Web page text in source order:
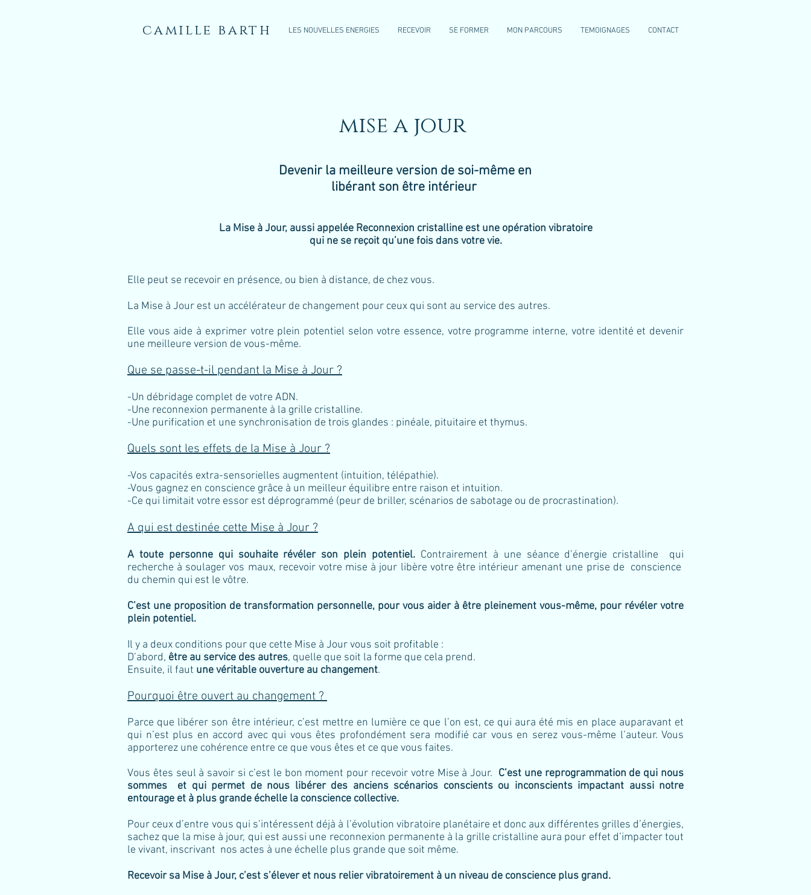
camille barth LES NOUVELLES ENERGIES RECEVOIR SE FORMER MON PARCOURS TEMOIGNAGES CONTACT
mise a jour
Devenir la meilleure version de soi-même en
libérant son être intérieur
La Mise à Jour, aussi appelée Reconnexion cristalline est une opération vibratoire
qui ne se reçoit qu’une fois dans votre vie.
Elle peut se recevoir en présence, ou bien à distance, de chez vous.
La Mise à Jour est un accélérateur de changement pour ceux qui sont au service des autres.
Elle vous aide à exprimer votre plein potentiel selon votre essence, votre programme interne, votre identité et devenir
une meilleure version de vous-même.
Que se passe-t-il pendant la Mise à Jour ?
-Un débridage complet de votre ADN.
-Une reconnexion permanente à la grille cristalline.
-Une purification et une synchronisation de trois glandes : pinéale, pituitaire et thymus.
Quels sont les effets de la Mise à Jour ?
-Vos capacités extra-sensorielles augmentent (intuition, télépathie).
-Vous gagnez en conscience grâce à un meilleur équilibre entre raison et intuition.
-Ce qui limitait votre essor est déprogrammé (peur de briller, scénarios de sabotage ou de procrastination).
A qui est destinée cette Mise à Jour ?
A toute personne qui souhaite révéler son plein potentiel. Contrairement à une séance d’énergie cristalline qui
recherche à soulager vos maux, recevoir votre mise à jour libère votre être intérieur amenant une prise de conscience
du chemin qui est le vôtre.
C’est une proposition de transformation personnelle, pour vous aider à être pleinement vous-même, pour révéler votre
plein potentiel.
Il y a deux conditions pour que cette Mise à Jour vous soit profitable :
D’abord, être au service des autres, quelle que soit la forme que cela prend.
Ensuite, il faut une véritable ouverture au changement.
Pourquoi être ouvert au changement ?
Parce que libérer son être intérieur, c’est mettre en lumière ce que l’on est, ce qui aura été mis en place auparavant et
qui n’est plus en accord avec qui vous êtes profondément sera modifié car vous en serez vous-même l’auteur. Vous
apporterez une cohérence entre ce que vous êtes et ce que vous faites.
Vous êtes seul à savoir si c’est le bon moment pour recevoir votre Mise à Jour. C’est une reprogrammation de qui nous
sommes et qui permet de nous libérer des anciens scénarios conscients ou inconscients impactant aussi notre
entourage et à plus grande échelle la conscience collective.
Pour ceux d’entre vous qui s’intéressent déjà à l’évolution vibratoire planétaire et donc aux différentes grilles d’énergies,
sachez que la mise à jour, qui est aussi une reconnexion permanente à la grille cristalline aura pour effet d’impacter tout
le vivant, inscrivant nos actes à une échelle plus grande que soit même.
Recevoir sa Mise à Jour, c’est s’élever et nous relier vibratoirement à un niveau de conscience plus grand.